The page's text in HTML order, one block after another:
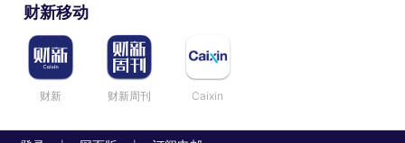
财新移动
财新 财新周刊 Caixin